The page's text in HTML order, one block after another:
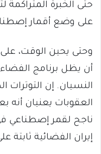
حتى الخبرة المتراكمة
على وضع أقمار
وحتى يحين الوقت،
أن يظل برنامج
النسيان. إن
العقوبات يعنيان
ناجح لقمر إصطناعي
إيران الفضائية ثابتة